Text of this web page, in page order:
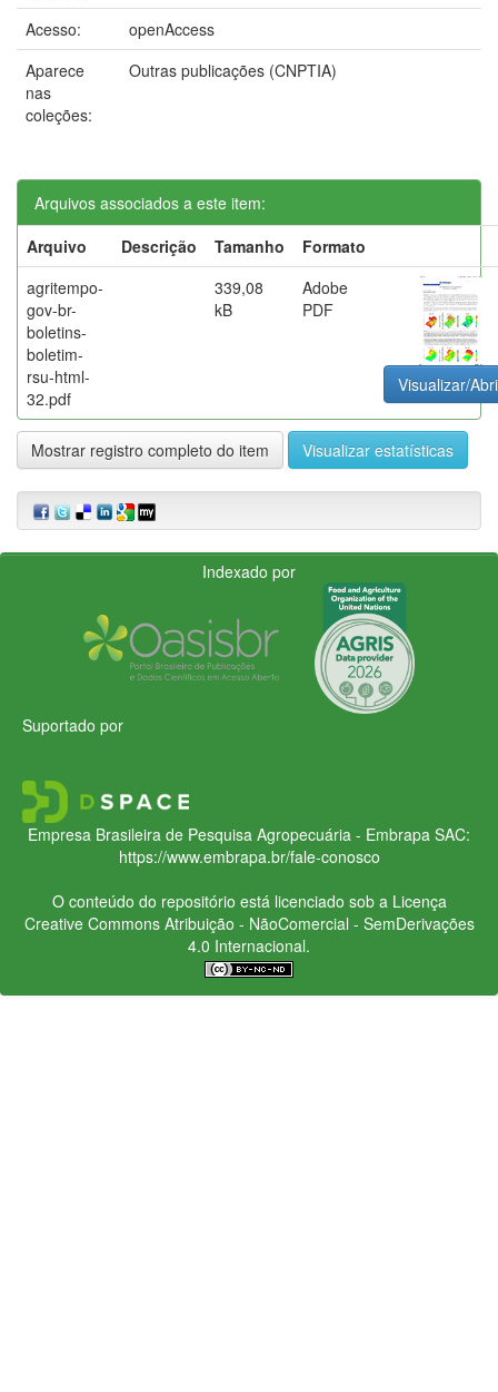
Acesso:
openAccess
Aparece
nas
coleções:
Outras publicações (CNPTIA)
Arquivos associados a este item:
Arquivo
Descrição Tamanho
Formato
agritempo-
gov-br-
boletins-
boletim-
rsu-html-
32.pdf
339,08
kB
Adobe
PDF
Visualizar/
Mostrar registro completo do item Visualizar estatísticas
Indexado por
Suportado por
Empresa Brasileira de Pesquisa Agropecuária - Embrapa SAC:
https://www.embrapa.br/fale-conosco
O conteúdo do repositório está licenciado sob a Licença
Creative CommonsAtribuição - NãoComercial - SemDerivações
4.0 Internacional.